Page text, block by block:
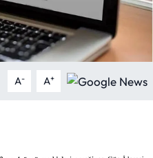
A- A+